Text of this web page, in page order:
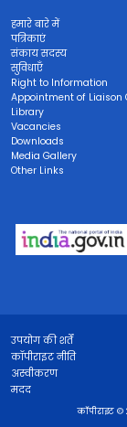
हमारे बारे में
पत्रिकाएं
संकाय सदस्य
सुविधाएँ
Right to Information
Appointment of Liaison
Library
Vacancies
Downloads
Media Gallery
Other Links
उपयोग की शर्तें
कॉपीराइट नीति
अस्वीकरण
मदद
कॉपीराइट